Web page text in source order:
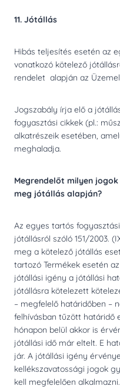
11. Jótállás
Hibás teljesítés esetén az
vonatkozó kötelező
rendelet alapján az
Jogszabály írja elő a
fogyasztási cikkek (pl.:
alkatrészeik esetében,
meghaladja.
Megrendelőt milyen
meg jótállás alapján?
Az egyes tartós
jótállásról szóló 151/2003.
meg a kötelező jótállás
tartozó Termékek esetén
jótállási igény a jótállási
jótállásra kötelezett
– megfelelő határidőben –
felhívásban tűzött határidő
hónapon belül akkor is
jótállási idő már eltelt. E
jár. A jótállási igény
kellékszavatossági jogok
kell megfelelően